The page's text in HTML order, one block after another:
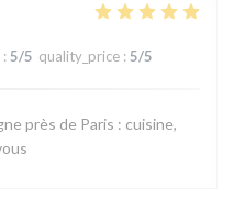
: 5/5 quality_price : 5/5
près de Paris : cuisine,